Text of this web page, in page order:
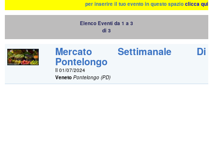
per inserire il tuo evento in questo spazioclicca qui
Elenco Eventi da 1 a 3
di 3
Mercato Settimanale Di
Pontelongo
Il 01/07/2024
Veneto Pontelongo (PD)